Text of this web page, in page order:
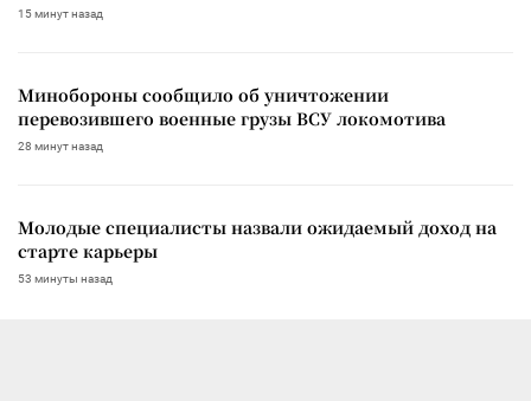
15 минут назад
Минобороны сообщило об уничтожении
перевозившего военные грузы ВСУ локомотива
28 минут назад
Молодые специалисты назвали ожидаемый доход на
старте карьеры
53 минуты назад